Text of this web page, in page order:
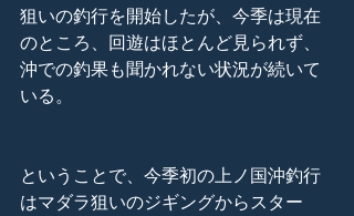
狙いの釣行を開始したが、今季は現在
のところ、回遊はほとんど見られず、
沖での釣果も聞かれない状況が続いて
いる。
ということで、今季初の上ノ国沖釣行
はマダラ狙いのジギングからスター